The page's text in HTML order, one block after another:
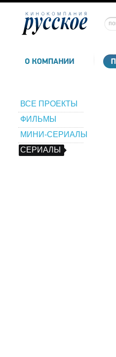
ВСЕ ПРОЕКТЫ
ФИЛЬМЫ
МИНИ-СЕРИАЛЫ
СЕРИАЛЫ